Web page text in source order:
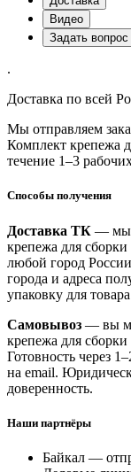
Видео
Задать вопрос
.
Доставка по всей
Мы отправляем
Комплект крепежа
течение 1–3
Способы получения
Доставка ТК — мы
крепежа для
любой город
города и адреса
упаковку для
Самовывоз — вы
крепежа для
Готовность через
на email.
доверенность.
Наши партнёры
Байкал —